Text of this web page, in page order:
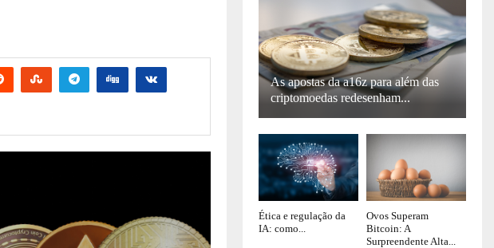
As apostas da a16z para além das
criptomoedas redesenham...
Ética e regulação da
IA: como...
Ovos Superam
Bitcoin: A
Surpreendente Alta...